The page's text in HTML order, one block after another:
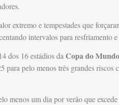
extremo e tempestades que
intervalos para resfriamento
dos 16 estádios da Copa do Mundo
para pelo menos três grandes
menos um dia por verão que